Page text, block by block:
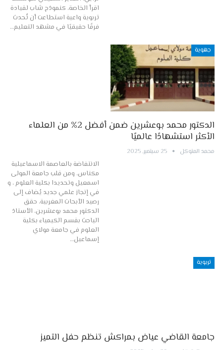
اقرأ الخاصة، كنموذج شاب لقيادة
تربوية واعية استطاعت أن تُحدث
فرقًا حقيقيًا في مشهد التعليم…
جهوية
الدكتور محمد بوعشرين ضمن أفضل 2% من العلماء
الأكثر استشهادًا عالميًا
محمد المتوكل 25 سبتمبر, 2025
الانتفاضة بالعاصمة الاسماعيلية
مكناس، ومن قلب جامعة المولى
اسمعيل وتحديدا بكلية العلوم ، و
في إنجاز علمي جديد يُضاف إلى
رصيد الأبحاث المغربية، حقق
الدكتور محمد بوعشرين، الأستاذ
الباحث بقسم الكيمياء بكلية
العلوم في جامعة مولاي
إسماعيل…
تربوية
جامعة القاضي عياض بمراكش تنظم حفل التميز